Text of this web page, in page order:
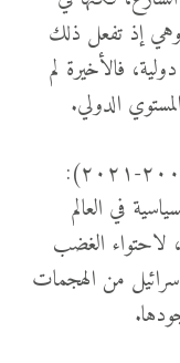
إذ تفعل ذلك
فالأخيرة لم
الدولي.
من المتوقع كما جرى في حقبة سبتمبر (٢٠٠١-٢٠٢١):
في العالم
لاحتواء الغضب
من الهجمات